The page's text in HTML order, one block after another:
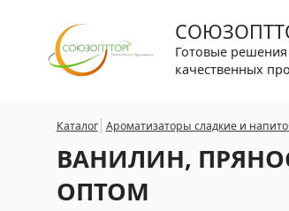
Каталог Ароматизаторы сладкие и
ВАНИЛИН,
ОПТОМ
Готовые решения
качественных